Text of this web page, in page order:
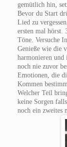
gemütlich hin,
Bevor du Start
Lied zu
ersten mal hörst.
Töne. Versuche
Genieße wie die
harmonieren und
noch nie zuvor
Emotionen, die
Kommen
Welcher Teil
keine Sorgen
noch ein zweites